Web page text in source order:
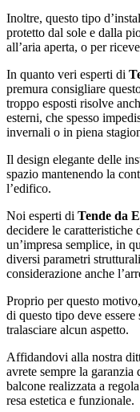
Inoltre, questo tipo
protetto dal sole e dalla
all’aria aperta, o per
In quanto veri esperti di
premura consigliare
troppo esposti risolve
esterni, che spesso
invernali o in piena
Il design elegante delle
spazio mantenendo la
l’edifico.
Noi esperti di Tende da
decidere le caratteristiche
un’impresa semplice, in
diversi parametri
considerazione anche
Proprio per questo
di questo tipo deve
tralasciare alcun aspetto.
Affidandovi alla nostra
avrete sempre la
balcone realizzata a
resa estetica e funzionale.